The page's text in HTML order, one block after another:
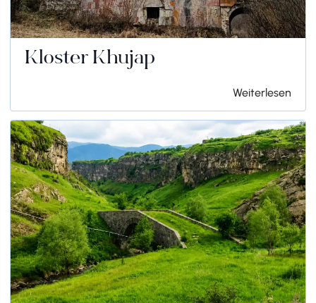
Kloster Khujap
Weiterlesen